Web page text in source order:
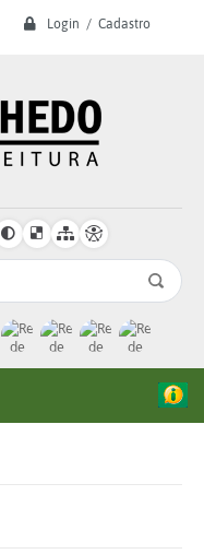
Login / Cadastro